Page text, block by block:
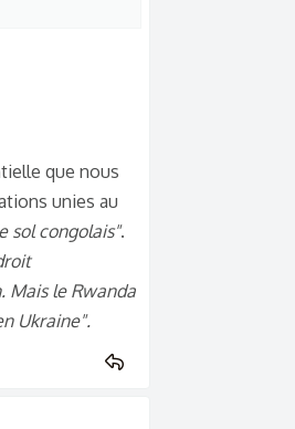
que nous
unies au
sol congolais".
Mais le Rwanda
Ukraine".